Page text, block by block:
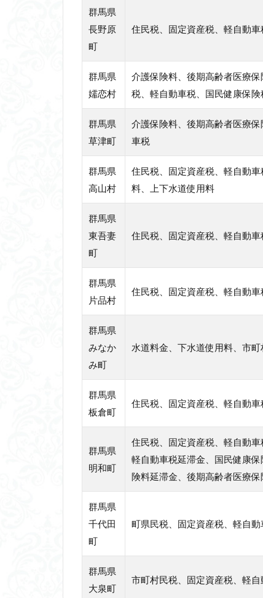
群馬県
長野原
町
住民税、固定資産税、軽自動
群馬県
嬬恋村
介護保険料、後期高齢者医療
税、軽自動車税、国民健康保
群馬県
草津町
介護保険料、後期高齢者医療
車税
群馬県
高山村
住民税、固定資産税、軽自動
料、上下水道使用料
群馬県
東吾妻
町
住民税、固定資産税、軽自動
群馬県
片品村
住民税、固定資産税、軽自動
群馬県
みなか
み町
水道料金、下水道使用料、市
群馬県
板倉町
住民税、固定資産税、軽自動
群馬県
明和町
住民税、固定資産税、軽自動
軽自動車税延滞金、国民健康
険料延滞金、後期高齢者医療保
群馬県
千代田
町
町県民税、固定資産税、軽自
群馬県
大泉町
市町村民税、固定資産税、軽